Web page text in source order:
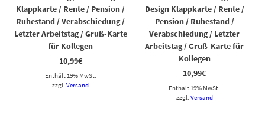
Klappkarte / Rente / Pension /
Ruhestand / Verabschiedung /
Letzter Arbeitstag / Gruß-Karte
für Kollegen
10,99€
Enthält 19% MwSt.
zzgl.Versand
Design Klappkarte / Rente /
Pension / Ruhestand /
Verabschiedung / Letzter
Arbeitstag / Gruß-Karte für
Kollegen
10,99€
Enthält 19% MwSt.
zzgl. Versand